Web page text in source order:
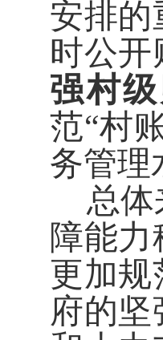
安排的
时公
强村级
范“村
务管理
总体
障能
更加规
府的